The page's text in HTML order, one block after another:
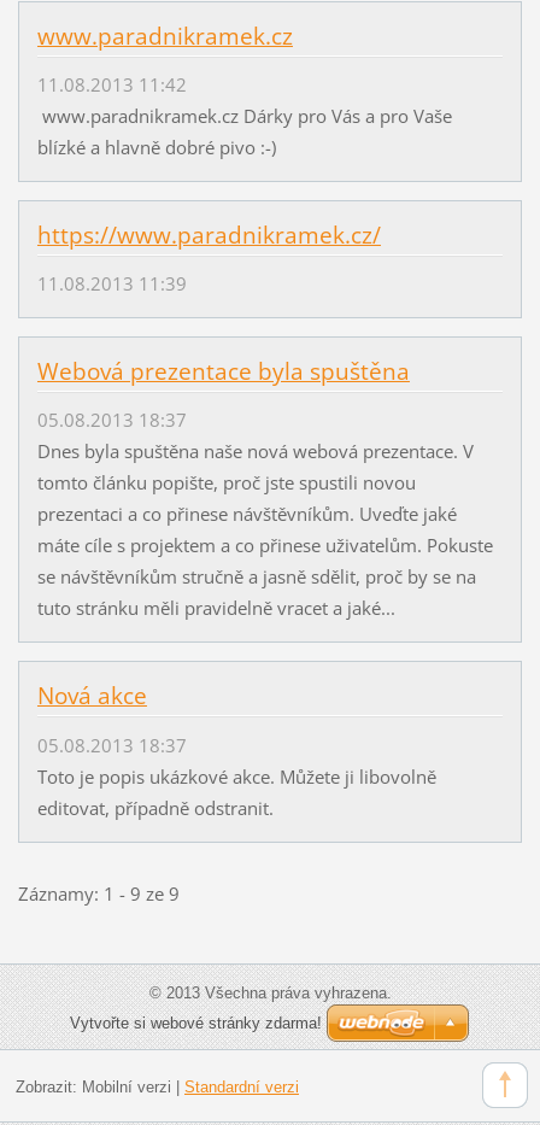
www.paradnikramek.cz
11.08.2013 11:42
www.paradnikramek.cz Dárky pro Vás a pro Vaše
blízké a hlavně dobré pivo :-)
https://www.paradnikramek.cz/
11.08.2013 11:39
Webová prezentace byla spuštěna
05.08.2013 18:37
Dnes byla spuštěna naše nová webová prezentace. V
tomto článku popište, proč jste spustili novou
prezentaci a co přinese návštěvníkům. Uveďte jaké
máte cíle s projektem a co přinese uživatelům. Pokuste
se návštěvníkům stručně a jasně sdělit, proč by se na
tuto stránku měli pravidelně vracet a jaké...
Nová akce
05.08.2013 18:37
Toto je popis ukázkové akce. Můžete ji libovolně
editovat, případně odstranit.
Záznamy: 1 - 9 ze 9
© 2013 Všechna práva vyhrazena.
Vytvořte si webové stránky zdarma!
Zobrazit: Mobilní verzi Standardní verzi